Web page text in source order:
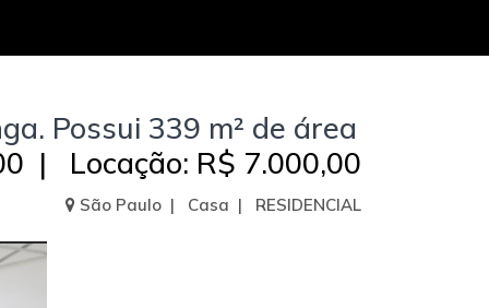
Possui 339 m² de área
| Locação: R$ 7.000,00
São Paulo | Casa | RESIDENCIAL